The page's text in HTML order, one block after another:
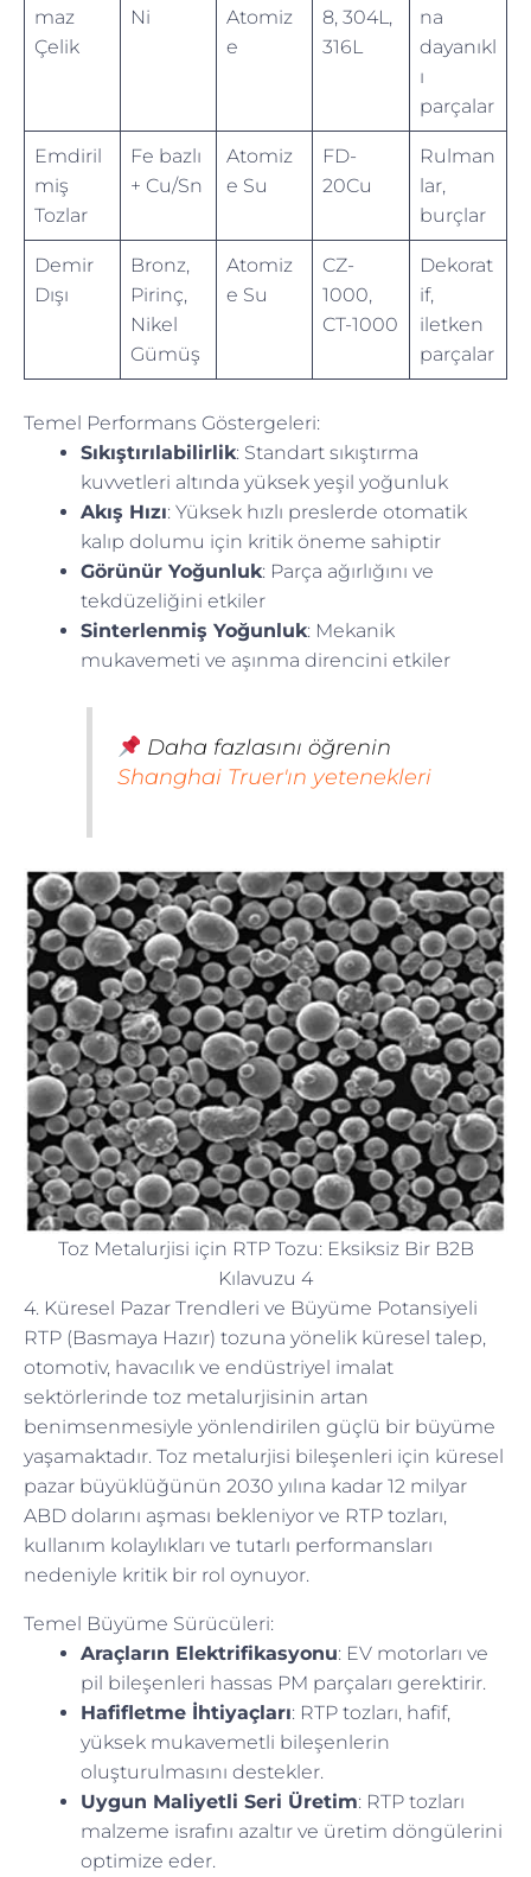
maz
Çelik
Ni
Atomiz
e
8, 304L,
316L
na
dayanıkl
ı
parçalar
Emdiril
miş
Tozlar
Fe bazlı
+ Cu/Sn
Atomiz
e Su
FD-
20Cu
Rulman
lar,
burçlar
Demir
Dışı
Bronz,
Pirinç,
Nikel
Gümüş
Atomiz
e Su
CZ-
1000,
CT-1000
Dekorat
if,
iletken
parçalar
Temel Performans Göstergeleri:
Sıkıştırılabilirlik: Standart sıkıştırma
kuvvetleri altında yüksek yeşil yoğunluk
Akış Hızı: Yüksek hızlı preslerde otomatik
kalıp dolumu için kritik öneme sahiptir
Görünür Yoğunluk: Parça ağırlığını ve
tekdüzeliğini etkiler
Sinterlenmiş Yoğunluk: Mekanik
mukavemeti ve aşınma direncini etkiler
Daha fazlasını öğrenin
Shanghai Truer'ın yetenekleri
Toz Metalurjisi için RTP Tozu: Eksiksiz Bir B2B
Kılavuzu 4
4. Küresel Pazar Trendleri ve Büyüme Potansiyeli
RTP (Basmaya Hazır) tozuna yönelik küresel talep,
otomotiv, havacılık ve endüstriyel imalat
sektörlerinde toz metalurjisinin artan
benimsenmesiyle yönlendirilen güçlü bir büyüme
yaşamaktadır. Toz metalurjisi bileşenleri için küresel
pazar büyüklüğünün 2030 yılına kadar 12 milyar
ABD dolarını aşması bekleniyor ve RTP tozları,
kullanım kolaylıkları ve tutarlı performansları
nedeniyle kritik bir rol oynuyor.
Temel Büyüme Sürücüleri:
Araçların Elektrifikasyonu: EV motorları ve
pil bileşenleri hassas PM parçaları gerektirir.
Hafifletme İhtiyaçları: RTP tozları, hafif,
yüksek mukavemetli bileşenlerin
oluşturulmasını destekler.
Uygun Maliyetli Seri Üretim: RTP tozları
malzeme israfını azaltır ve üretim döngülerini
optimize eder.